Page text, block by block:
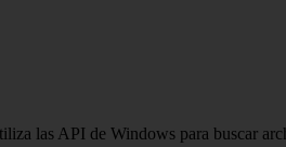
las API de Windows para buscar